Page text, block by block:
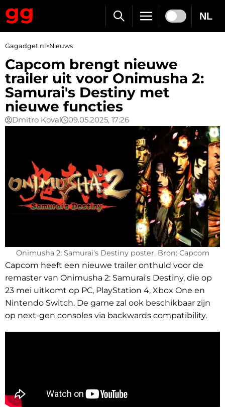
NL
Gagadget.nl>Nieuws
Capcom brengt nieuwe
trailer uit voor Onimusha 2:
Samurai's Destiny met
nieuwe functies
Dmitro Koval 09.05.2025, 17:26
Onimusha 2: Samurai's Destiny poster. Bron: Capcom
Capcom heeft een nieuwe trailer onthuld voor de
remaster van Onimusha 2: Samurai's Destiny, die op
23 mei uitkomt op PC, PlayStation 4, Xbox One en
Nintendo Switch. De game zal ook beschikbaar zijn
op next-gen consoles via backwards compatibility.